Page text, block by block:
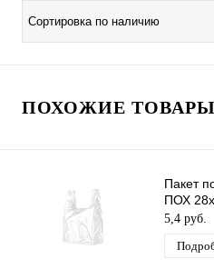
Сортировка по наличию
ПОХОЖИЕ ТОВАРЫ
Пакет
ПОХ
5,4 руб.